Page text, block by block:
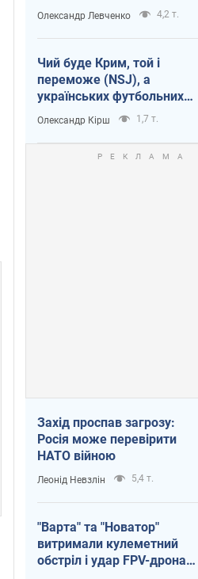
Олександр Левченко 4,2 т.
Чий буде Крим, той і
переможе (NSJ), а
українських футбольних
чиновників можуть
назвати вбивцями
Олександр Кірш 1,7 т.
Захід проспав загрозу:
Росія може перевірити
НАТО війною
Леонід Невзлін 5,4 т.
"Варта" та "Новатор"
витримали кулеметний
обстріл і удар FPV-дрона,